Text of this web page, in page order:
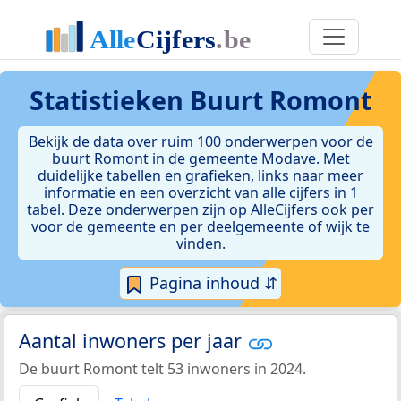
Statistieken Buurt Romont
Bekijk de data over ruim 100 onderwerpen voor de
buurt Romont in de gemeente Modave. Met
duidelijke tabellen en grafieken, links naar meer
informatie en een overzicht van alle cijfers in 1
tabel. Deze onderwerpen zijn op AlleCijfers ook per
voor de gemeente en per deelgemeente of wijk te
vinden.
Pagina inhoud ⇵
Aantal inwoners per jaar
De buurt Romont telt 53 inwoners in 2024.